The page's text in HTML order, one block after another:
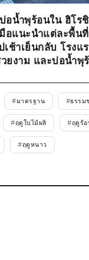
อน้ำพุร้อนใน ฮิโร
อแนะนำแต่ละพื้น
เช้าเย็นกลับ โรง
ยงาม และบ่อน้ำพุ
#มาตรฐาน #ธรรม
#ฤดูใบไม้ผลิ #ฤดูร้อ
#ฤดูหนาว